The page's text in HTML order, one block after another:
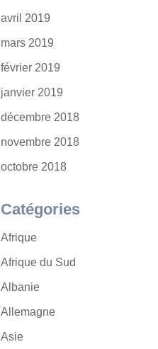
avril 2019
mars 2019
février 2019
janvier 2019
décembre 2018
novembre 2018
octobre 2018
Catégories
Afrique
Afrique du Sud
Albanie
Allemagne
Asie